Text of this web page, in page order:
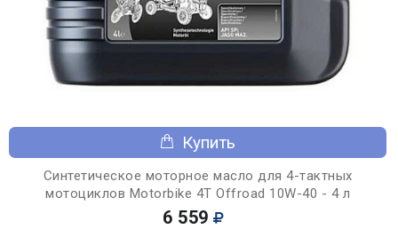
Купить
Синтетическое моторное масло для 4-тактных
мотоциклов Motorbike 4T Offroad 10W-40 - 4 л
6 559